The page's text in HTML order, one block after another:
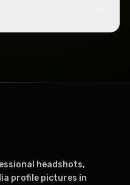
headshots,
profile pictures in